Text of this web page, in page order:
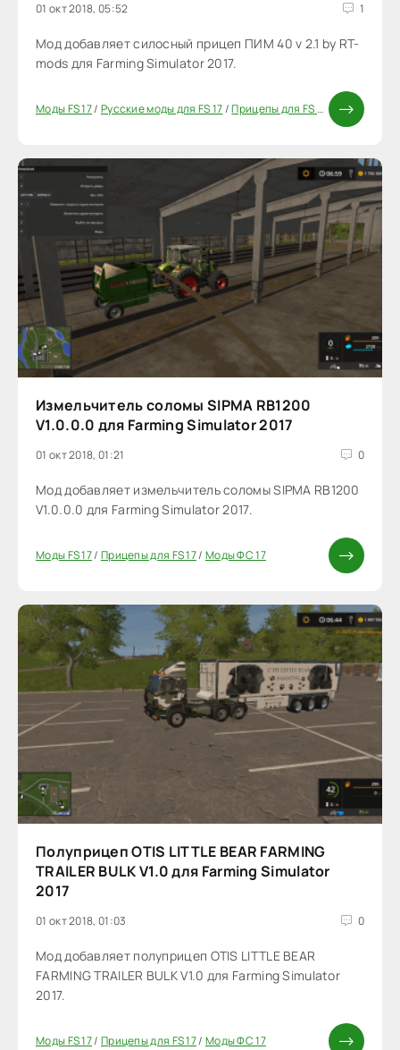
01 окт 2018, 05:52 1
Мод добавляет силосный прицеп ПИМ 40 v 2.1 by RT-
mods для Farming Simulator 2017.
Моды FS 17/ Русские моды для FS 17/Прицепы для FS 17 / Моды ФС 17
Измельчитель соломы SIPMA RB1200
V1.0.0.0 для Farming Simulator 2017
01 окт 2018, 01:21 0
Мод добавляет измельчитель соломы SIPMA RB1200
V1.0.0.0 для Farming Simulator 2017.
Моды FS 17/ Прицепы для FS 17/ Моды ФС 17
Полуприцеп OTIS LITTLE BEAR FARMING
TRAILER BULK V1.0 для Farming Simulator
2017
01 окт 2018, 01:03 0
Мод добавляет полуприцеп OTIS LITTLE BEAR
FARMING TRAILER BULK V1.0 для Farming Simulator
2017.
Моды FS 17/ Прицепы для FS 17/ Моды ФС 17